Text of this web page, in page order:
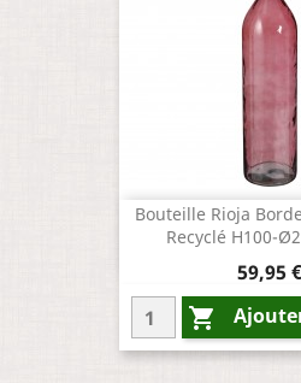
Bouteille Rioja
Recyclé H100-
Prix
59,95 €
